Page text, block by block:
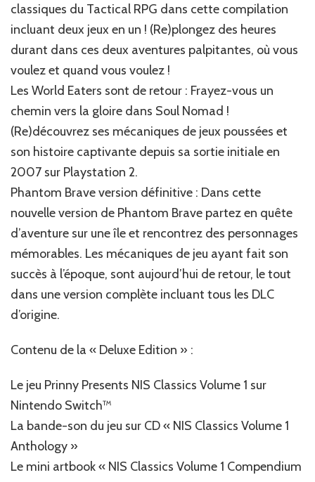
classiques du Tactical RPG dans cette compilation
incluant deux jeux en un ! (Re)plongez des heures
durant dans ces deux aventures palpitantes, où vous
voulez et quand vous voulez !
Les World Eaters sont de retour : Frayez-vous un
chemin vers la gloire dans Soul Nomad !
(Re)découvrez ses mécaniques de jeux poussées et
son histoire captivante depuis sa sortie initiale en
2007 sur Playstation 2.
Phantom Brave version définitive : Dans cette
nouvelle version de Phantom Brave partez en quête
d’aventure sur une île et rencontrez des personnages
mémorables. Les mécaniques de jeu ayant fait son
succès à l’époque, sont aujourd’hui de retour, le tout
dans une version complète incluant tous les DLC
d’origine.
Contenu de la « Deluxe Edition » :
Le jeu Prinny Presents NIS Classics Volume 1 sur
Nintendo Switch™
La bande-son du jeu sur CD « NIS Classics Volume 1
Anthology »
Le mini artbook « NIS Classics Volume 1 Compendium